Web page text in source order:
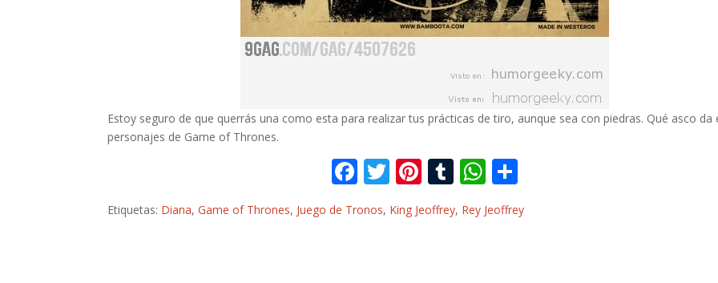
Estoy seguro de que querrás una como esta para realizar tus prácticas de tiro, aunque sea con piedras. Qué asco da
personajes de Game of Thrones.
F
e
T
w
itt
Pi
nt
er
T
u
m
W
h
at m
Etiquetas: Diana,Game of Thrones, Juego de Tronos, King Jeoffrey, Rey Jeoffrey